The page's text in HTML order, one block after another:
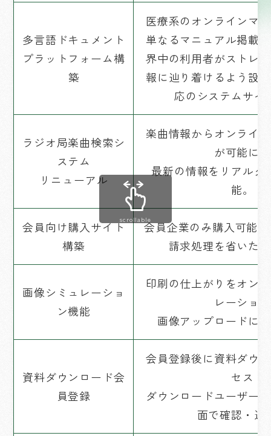
多言語ドキュメント
プラットフォーム構
築
医療系のオンラインマ
単なるマニュアル掲載
界中の利用者がストレ
報に辿り着けるよう設
応のシステムサイ
ラジオ局楽曲検索シ
ステム
リニューアル
楽曲情報からオンライ
が可能に。
最新の情報をリアルタ
能。
会員向け購入サイト
構築
会員企業のみ購入可能
請求処理を省いた
画像シミュレーショ
ン機能
印刷の仕上がりをオン
レーション
画像アップロードに
資料ダウンロード会
員登録
会員登録後に資料ダウ
セス
ダウンロードユーザー
面で確認・追
scrollable